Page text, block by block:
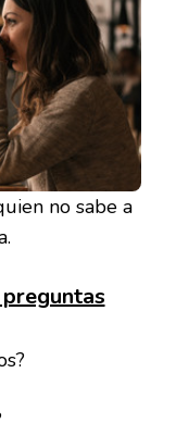
no sabe a